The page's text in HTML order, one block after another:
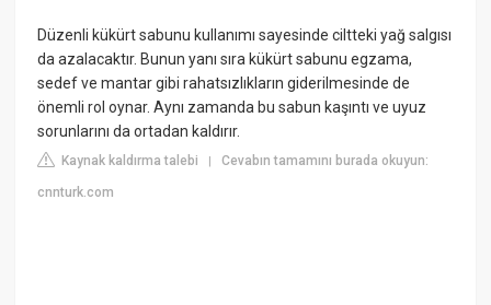
Düzenli kükürt sabunu kullanımı sayesinde ciltteki yağ salgısı
da azalacaktır. Bunun yanı sıra kükürt sabunu egzama,
sedef ve mantar gibi rahatsızlıkların giderilmesinde de
önemli rol oynar. Aynı zamanda bu sabun kaşıntı ve uyuz
sorunlarını da ortadan kaldırır.
Kaynak kaldırma talebi |Cevabın tamamını burada okuyun:
cnnturk.com